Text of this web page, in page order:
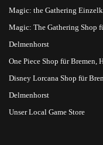
Magic: the Gathering
Magic: The Gathering Shop
Delmenhorst
One Piece Shop für Bremen,
Disney Lorcana Shop für
Delmenhorst
Unser Local Game Store